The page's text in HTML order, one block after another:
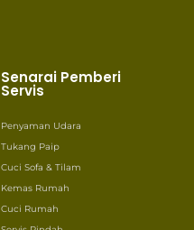
Senarai Pemberi
Servis
Penyaman Udara
Tukang Paip
Cuci Sofa & Tilam
Kemas Rumah
Cuci Rumah